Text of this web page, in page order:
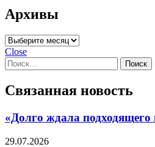
Архивы
Архивы
Close
Найти:
Связанная новость
«Долго ждала подходящего
29.07.2026